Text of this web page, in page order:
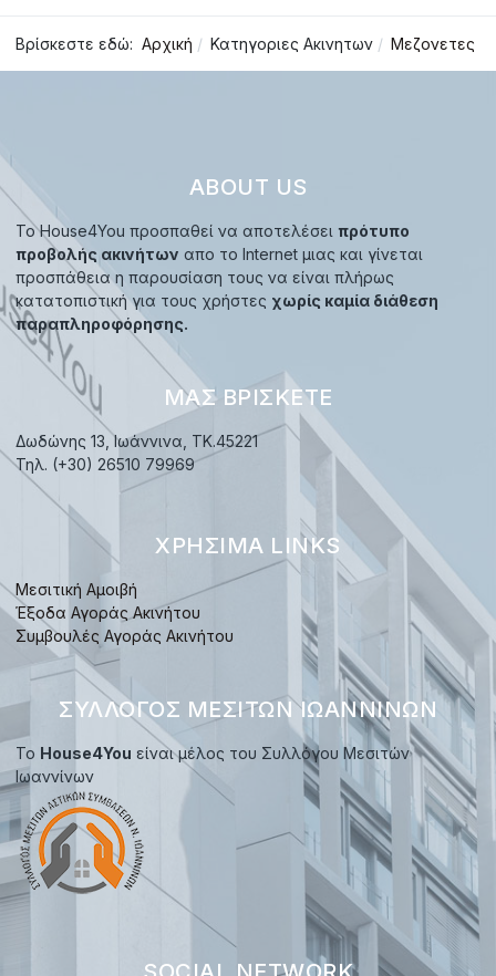
Βρίσκεστε εδώ: Αρχική Κατηγοριες Ακινητων Μεζονετες
ABOUT US
Το House4You προσπαθεί να αποτελέσει πρότυπο
προβολής ακινήτων απο το Internet μιας και γίνεται
προσπάθεια η παρουσίαση τους να είναι πλήρως
κατατοπιστική για τους χρήστες χωρίς καμία διάθεση
παραπληροφόρησης.
ΜΑΣ ΒΡΊΣΚΕΤΕ
Δωδώνης 13, Ιωάννινα, TK.45221
Τηλ. (+30) 26510 79969
ΧΡΉΣΙΜΑ LINKS
Μεσιτική Αμοιβή
Έξοδα Αγοράς Ακινήτου
Συμβουλές Αγοράς Ακινήτου
ΣΎΛΛΟΓΟΣ ΜΕΣΙΤΏΝ ΙΩΑΝΝΊΝΩΝ
Το House4You είναι μέλος του Συλλόγου Μεσιτών
Ιωαννίνων